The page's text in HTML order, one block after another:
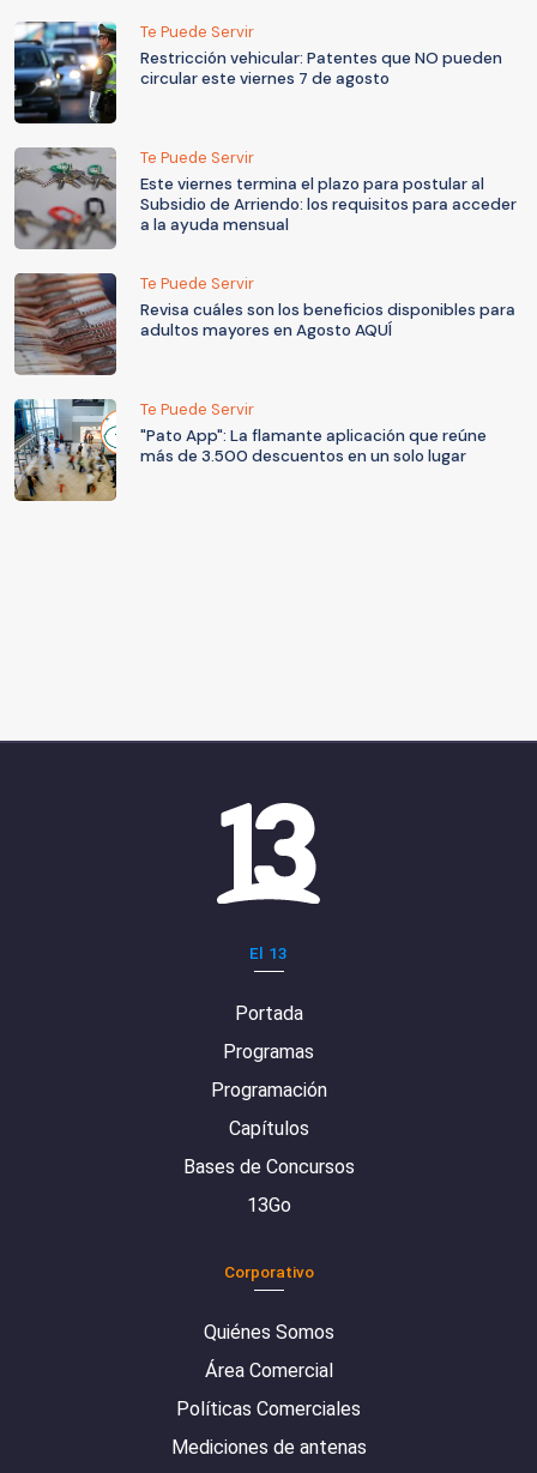
Te Puede Servir
Restricción vehicular: Patentes que NO pueden
circular este viernes 7 de agosto
Te Puede Servir
Este viernes termina el plazo para postular al
Subsidio de Arriendo: los requisitos para acceder
a la ayuda mensual
Te Puede Servir
Revisa cuáles son los beneficios disponibles para
adultos mayores en Agosto AQUÍ
Te Puede Servir
"Pato App": La flamante aplicación que reúne
más de 3.500 descuentos en un solo lugar
El 13
Portada
Programas
Programación
Capítulos
Bases de Concursos
13Go
Corporativo
Quiénes Somos
Área Comercial
Políticas Comerciales
Mediciones de antenas